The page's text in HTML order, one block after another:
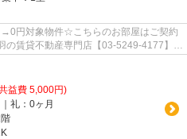
→0円対象物件☆こちらのお部屋はご契約
賃貸不動産専門店【03-5249-4177】
益費 5,000円)
礼：0ヶ月